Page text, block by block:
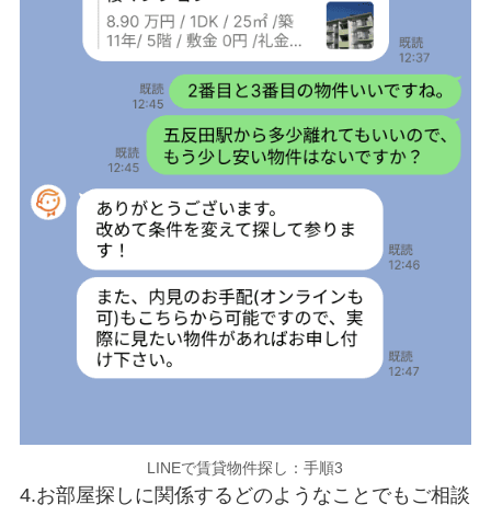
LINEで賃貸物件探し：手順3
4.お部屋探しに関係するどのようなことでもご相談